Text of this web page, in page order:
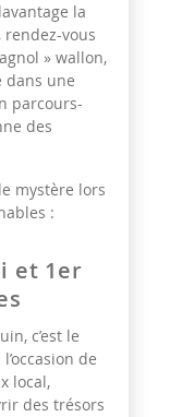
la
vous
» wallon,
dans une
parcours-
des
mystère lors
:
et 1er
c’est le
de
local,
des trésors